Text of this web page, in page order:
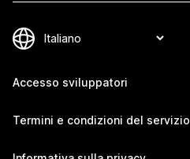
Accesso sviluppatori
Termini e condizioni del servizio